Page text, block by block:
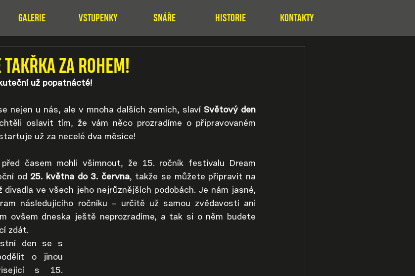
GALERIE VSTUPENKY SNÁŘE HISTORIE KONTAKTY
TAKŘKA ZA ROHEM!
už popatnácté!
nejen u nás, ale v mnoha dalších zemích, slaví Světový den
oslavit tím, že vám něco prozradíme o připravovaném
už za necelé dva měsíce!
časem mohli všimnout, že 15. ročník festivalu Dream
od 25. května do 3. června, takže se můžete připravit na
divadla ve všech jeho nejrůznějších podobách. Je nám jasné,
následujícího ročníku – určitě už samou zvědavostí ani
ovšem dneska ještě neprozradíme, a tak si o něm budete
zdát.
den se s
o jinou
s 15.